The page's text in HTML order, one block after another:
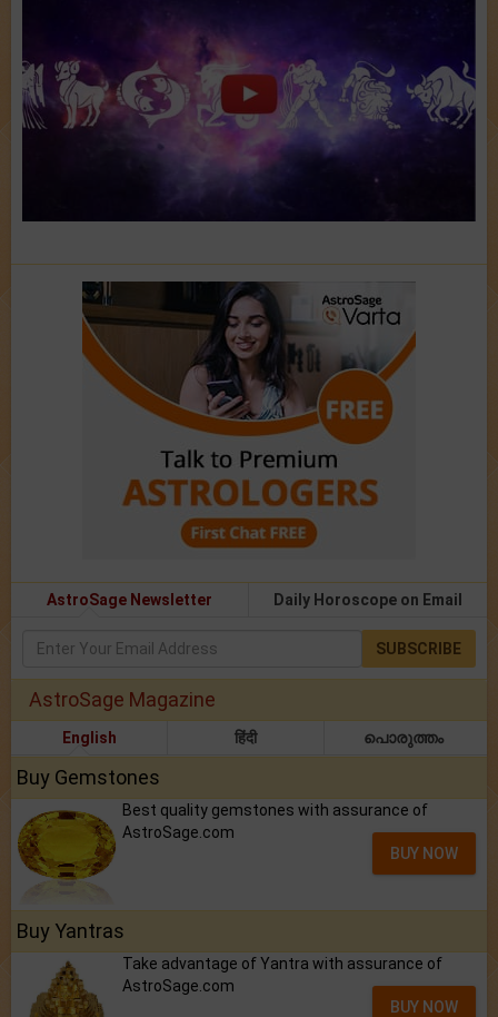
AstroSage Newsletter Daily Horoscope on Email
SUBSCRIBE
AstroSage Magazine
English हिंदी പൊരുത്തം
Buy Gemstones
Best quality gemstones with assurance of
AstroSage.com
BUY NOW
Buy Yantras
Take advantage of Yantra with assurance of
AstroSage.com
BUY NOW